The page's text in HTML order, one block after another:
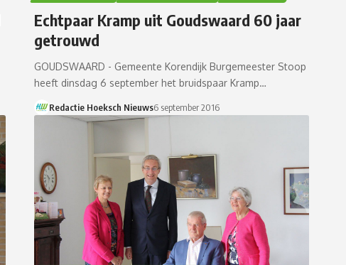
Echtpaar Kramp uit Goudswaard 60 jaar
getrouwd
GOUDSWAARD - Gemeente Korendijk Burgemeester Stoop
heeft dinsdag 6 september het bruidspaar Kramp…
Redactie Hoeksch Nieuws6 september 2016